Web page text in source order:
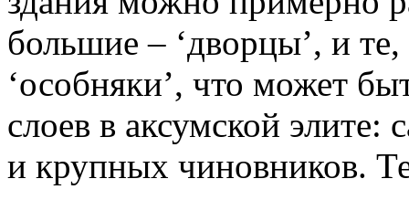
большие – ‘дворцы’, и
‘особняки’, что может
слоев в аксумской элите:
и крупных чиновников.